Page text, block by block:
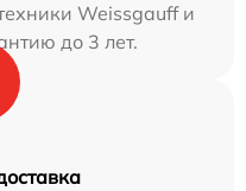
Weissgauff и
до 3 лет.